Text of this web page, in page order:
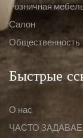
Розничная
Салон
Общественность
Быстрые
О нас
ЧАСТО